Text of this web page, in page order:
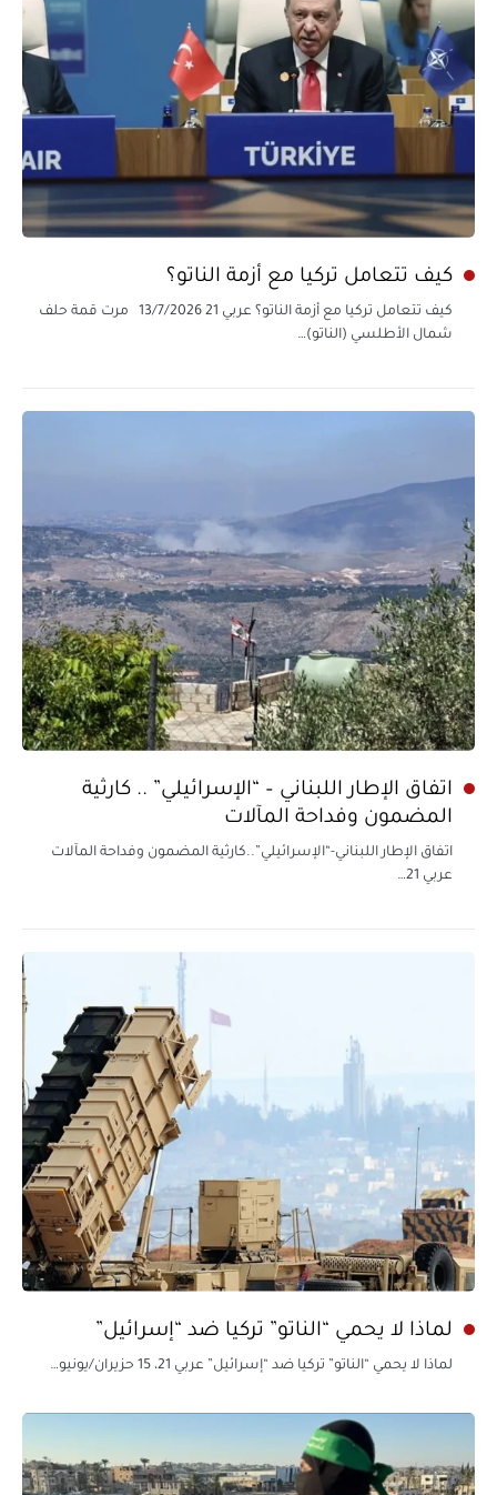
كيف تتعامل تركيا مع أزمة الناتو؟
كيف تتعامل تركيا مع أزمة الناتو؟ عربي 21 13/7/2026 مرت قمة حلف
شمال الأطلسي (الناتو)…
اتفاق الإطار اللبناني – “الإسرائيلي” .. كارثية
المضمون وفداحة المآلات
اتفاق الإطار اللبناني-“الإسرائيلي”..كارثية المضمون وفداحة المآلات
عربي 21…
لماذا لا يحمي “الناتو” تركيا ضد “إسرائيل”
لماذا لا يحمي “الناتو” تركيا ضد “إسرائيل” عربي 21، 15 حزيران/يونيو…